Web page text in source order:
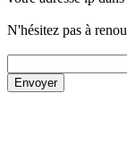
N'hésitez pas à